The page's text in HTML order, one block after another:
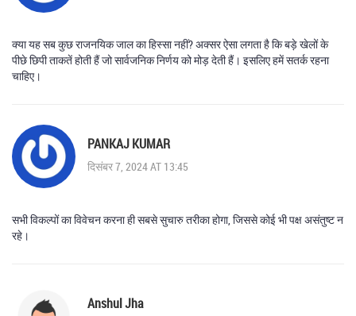
क्या यह सब कुछ राजनयिक जाल का हिस्सा नहीं? अक्सर ऐसा लगता है कि बड़े खेलों के
पीछे छिपी ताकतें होती हैं जो सार्वजनिक निर्णय को मोड़ देती हैं। इसलिए हमें सतर्क रहना
चाहिए।
PANKAJ KUMAR
दिसंबर 7, 2024 AT 13:45
सभी विकल्पों का विवेचन करना ही सबसे सुचारु तरीका होगा, जिससे कोई भी पक्ष असंतुष्ट न
रहे।
Anshul Jha